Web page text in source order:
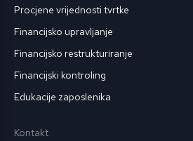
Procjene vrijednosti tvrtke
Financijsko upravljanje
Financijsko restrukturiranje
Financijski kontroling
Edukacije zaposlenika
Kontakt